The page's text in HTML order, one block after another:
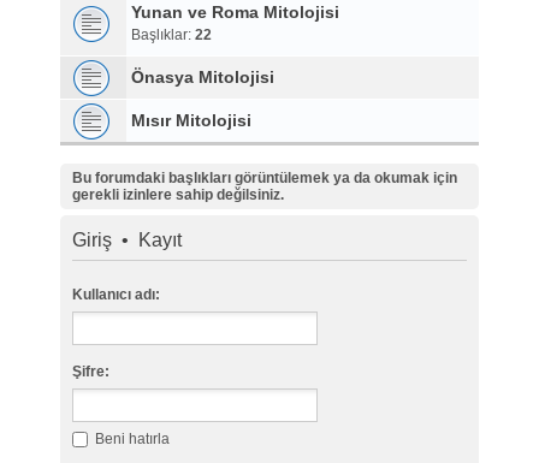
Yunan ve Roma Mitolojisi
Başlıklar: 22
Önasya Mitolojisi
Mısır Mitolojisi
Bu forumdaki başlıkları görüntülemek ya da okumak için
gerekli izinlere sahip değilsiniz.
Giriş• Kayıt
Kullanıcı adı:
Şifre:
Beni hatırla